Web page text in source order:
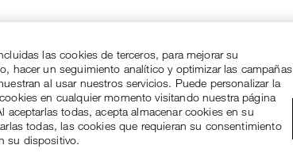
las cookies de terceros, para mejorar su
hacer un seguimiento analítico y optimizar las campañas
al usar nuestros servicios. Puede personalizar la
en cualquier momento visitando nuestra página
aceptarlas todas, acepta almacenar cookies en su
todas, las cookies que requieran su consentimiento
su dispositivo.